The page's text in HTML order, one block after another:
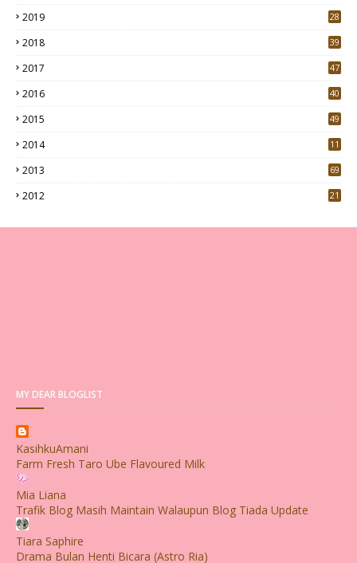
2019
28
2018
39
2017
47
2016
40
2015
49
2014 11
2013 69
2012 21
MY DEAR BLOGLIST
KasihkuAmani
Farm Fresh Taro Ube Flavoured Milk
Mia Liana
Trafik Blog Masih Maintain Walaupun Blog Tiada Update
Tiara Saphire
Drama Bulan Henti Bicara (Astro Ria)